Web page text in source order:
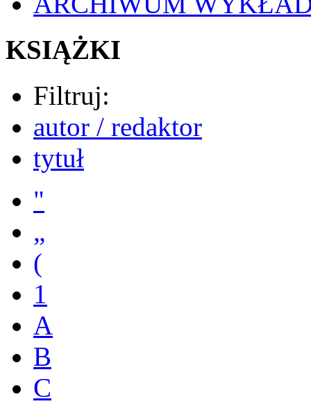
KSIĄŻKI
Filtruj:
autor / redaktor
tytuł
"
„
(
1
A
B
C